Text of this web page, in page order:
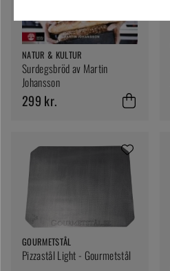
NATUR & KULTUR
Surdegsbröd av Martin
Johansson
299 kr.
GOURMETSTÅL
Pizzastål Light - Gourmetstål